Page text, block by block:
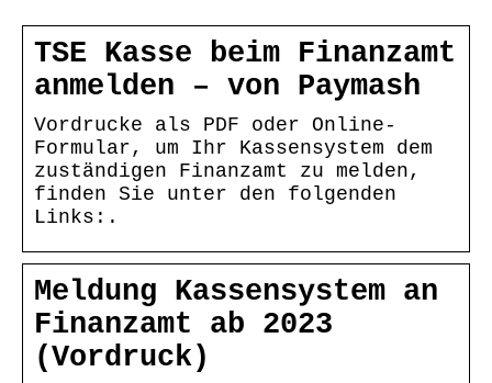
TSE Kasse beim Finanzamt
anmelden – von Paymash
Vordrucke als PDF oder Online-
Formular, um Ihr Kassensystem dem
zuständigen Finanzamt zu melden,
finden Sie unter den folgenden
Links:.
Meldung Kassensystem an
Finanzamt ab 2023
(Vordruck)